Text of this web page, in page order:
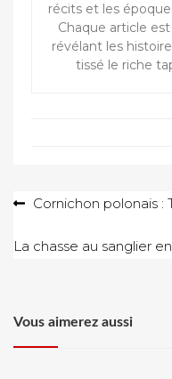
récits et les
Chaque article
révélant les
tissé le riche
Navigation
Cornichon polonais :
La chasse au sanglier
Vous aimerez aussi